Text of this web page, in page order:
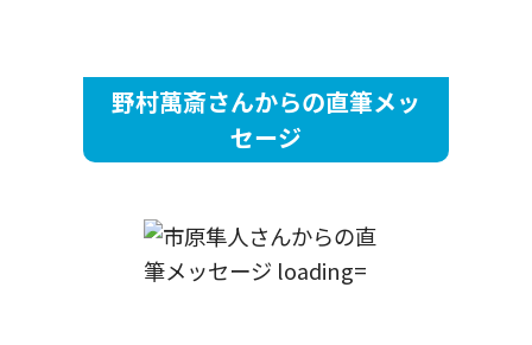
野村萬斎さんからの直筆メッ
セージ